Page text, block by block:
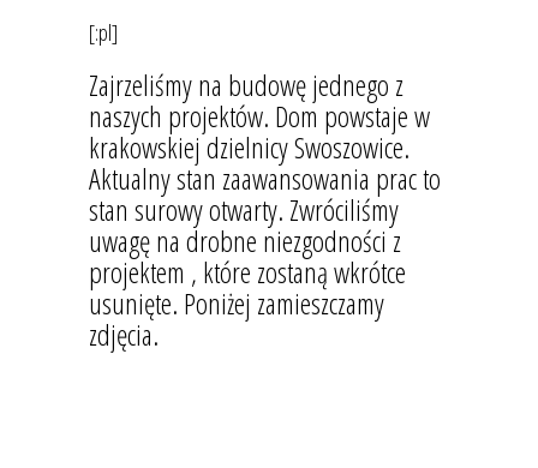
[:pl]
Zajrzeliśmy na budowę jednego z
naszych projektów. Dom powstaje w
krakowskiej dzielnicy Swoszowice.
Aktualny stan zaawansowania prac to
stan surowy otwarty. Zwróciliśmy
uwagę na drobne niezgodności z
projektem , które zostaną wkrótce
usunięte. Poniżej zamieszczamy
zdjęcia.